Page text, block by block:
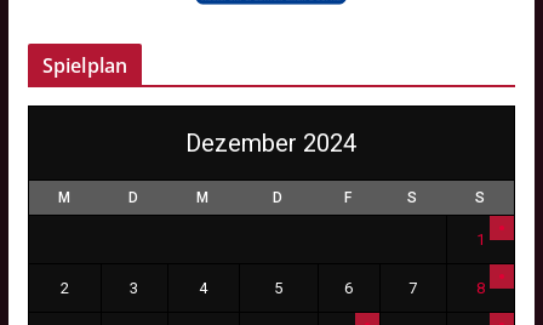
Spielplan
Dezember 2024
M D M D F S S
1
2 3 4 5 6 7 8